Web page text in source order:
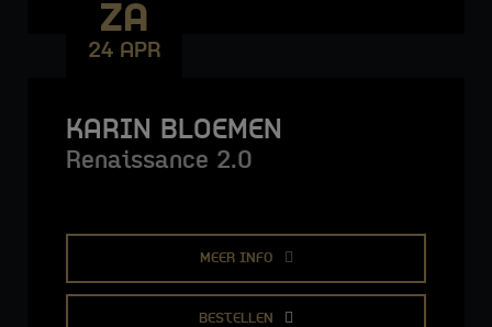
ZA
24 APR
KARIN BLOEMEN
Renaissance 2.0
MEER INFO
BESTELLEN